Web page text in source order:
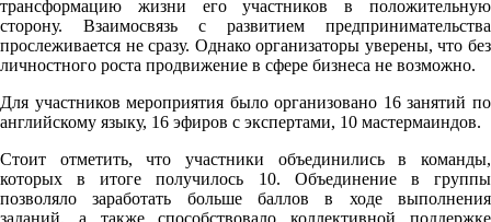
трансформацию жизни его участников в положительную
сторону. Взаимосвязь с развитием предпринимательства
прослеживается не сразу. Однако организаторы уверены, что без
личностного роста продвижение в сфере бизнеса не возможно.
Для участников мероприятия было организовано 16 занятий по
английскому языку, 16 эфиров с экспертами, 10 мастермаиндов.
Стоит отметить, что участники объединились в команды,
которых в итоге получилось 10. Объединение в группы
позволяло заработать больше баллов в ходе выполнения
заданий, а также способствовало коллективной поддержке